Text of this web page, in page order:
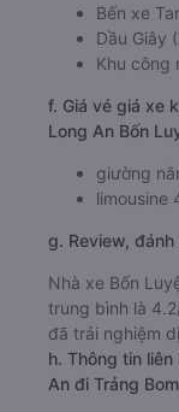
Bến xe
Dầu Giây
Khu công
f. Giá vé giá xe
Long An Bốn
giường
limousine
g. Review,
Nhà xe Bốn
trung bình là
đã trải nghiệm
h. Thông tin
An đi Trảng